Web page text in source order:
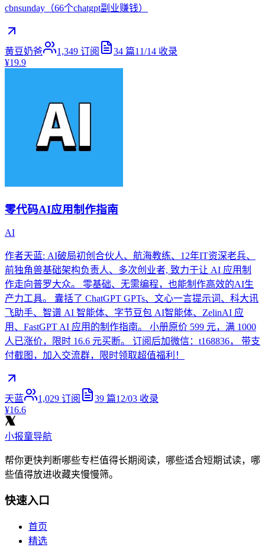
cbnsunday（66个chatgpt副业赚钱）
黄豆奶爸 1,349 订阅 34 篇11/14 收录
¥19.9
零代码AI应用制作指南
AI
作者天蓝: AI破局初创合伙人、航海教练、12年IT资深老兵、
前独角兽基础架构负责人、多次创业者, 致力于让 AI 应用制
作走向普罗大众。 零基础、无需编程，也能制作高效的AI生
产力工具。 囊括了 ChatGPT GPTs、文心一言提示词、科大讯
飞助手、智谱 AI 智能体、字节豆包 AI智能体、ZelinAI 应
用、FastGPT AI 应用的制作指南。 小册原价 599 元，满 1000
人已涨价，限时 16.6 元买断。 订阅后加微信：t168836， 带支
付截图，加入交流群，限时领取超值福利！
天蓝 1,029 订阅 39 篇12/03 收录
¥16.6
小报童导航
帮你更快判断哪些专栏值得长期阅读，哪些适合短期试读，哪
些值得放进收藏夹慢慢筛。
快速入口
首页
精选